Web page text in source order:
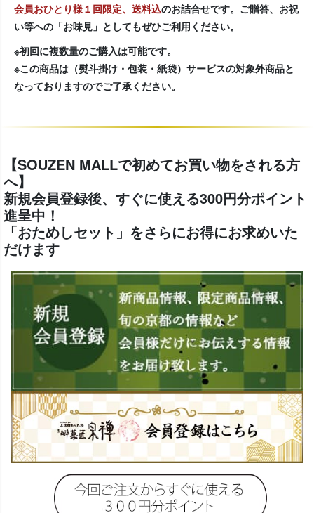
会員おひとり様１回限定、送料込のお詰合せです。ご贈答、お祝
い等への「お味見」としてもぜひご利用ください。
※初回に複数量のご購入は可能です。
※この商品は（熨斗掛け・包装・紙袋）サービスの対象外商品と
なっておりますのでご了承ください。
【SOUZEN MALLで初めてお買い物をされる方
へ】
新規会員登録後、すぐに使える300円分ポイント
進呈中！
「おためしセット」をさらにお得にお求めいた
だけます